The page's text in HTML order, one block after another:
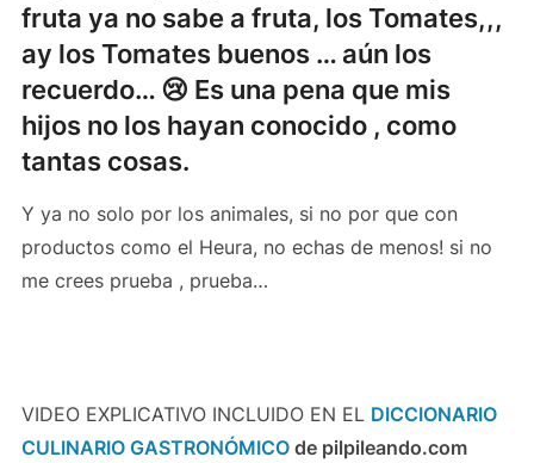
fruta ya no sabe a fruta, los Tomates,,,
ay los Tomates buenos … aún los
recuerdo… 😢 Es una pena que mis
hijos no los hayan conocido , como
tantas cosas.
Y ya no solo por los animales, si no por que con
productos como el Heura, no echas de menos! si no
me crees prueba , prueba…
VIDEO EXPLICATIVO INCLUIDO EN EL DICCIONARIO
CULINARIO GASTRONÓMICO de pilpileando.com